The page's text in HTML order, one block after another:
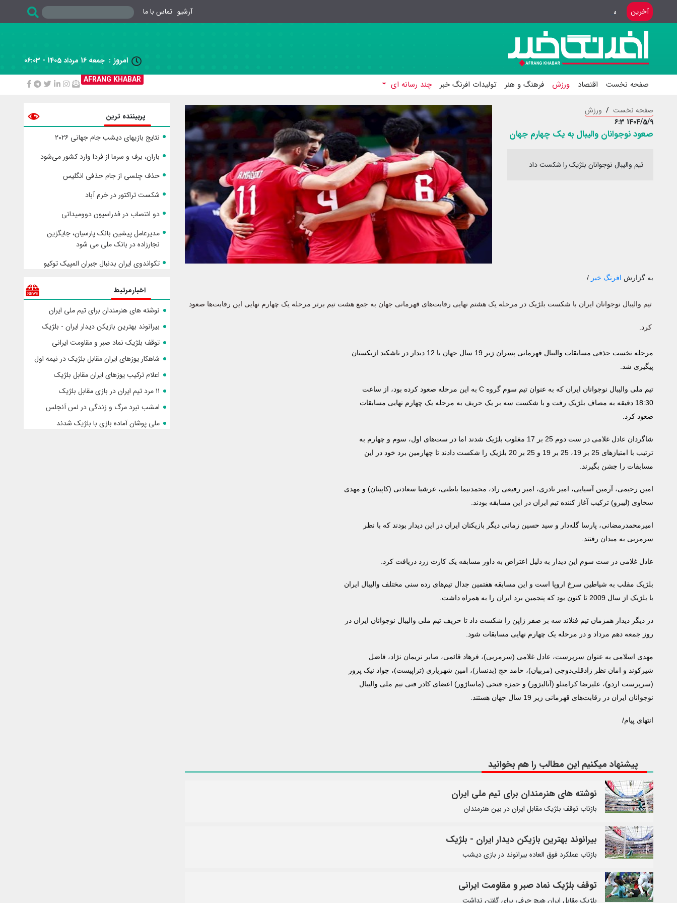
آخرین سفر وزیر ورزش به باکوی آذربایجان آرشیو تماس با ما
 امروز : جمعه 16 مرداد 1405 - 06:03
AFRANG KHABAR
صفحه نخست اقتصاد ورزش فرهنگ و هنر تولیدات افرنگ خبر چند رسانه ای
صفحه نخست
ورزش
1404/5/9 6:3
صعود نوجوانان والیبال به یک چهارم جهان
تیم والیبال نوجوانان بلژیک را شکست داد
به گزارش افرنگ خبر /
تیم والیبال نوجوانان ایران با شکست بلژیک در مرحله یک هشتم نهایی رقابت‌های قهرمانی جهان به جمع هشت تیم برتر مرحله یک چهارم نهایی این رقابت‌ها صعود
کرد.
مرحله نخست حذفی مسابقات والیبال قهرمانی پسران زیر 19 سال جهان با 12 دیدار در تاشکند ازبکستان
پیگیری ‌شد.
تیم ملی والیبال نوجوانان ایران که به عنوان تیم سوم گروه C به این مرحله صعود کرده بود، از ساعت
18:30 دقیقه به مصاف بلژیک رفت و با شکست سه بر یک حریف به مرحله یک چهارم نهایی مسابقات
صعود کرد.
شاگردان عادل غلامی در ست دوم 25 بر 17 مغلوب بلژیک شدند اما در ست‌های اول، سوم و چهارم به
ترتیب با امتیازهای 25 بر 19، 25 بر 19 و 25 بر 20 بلژیک را شکست دادند تا چهارمین برد خود در این
مسابقات را جشن بگیرند.
امین رحیمی، آرمین آسیایی، امیر نادری، امیر رفیعی راد، محمدنیما باطنی، عرشیا سعادتی (کاپیتان) و مهدی
سخاوی (لیبرو) ترکیب آغاز کننده تیم ایران در این مسابقه بودند.
امیرمحمدرمضانی، پارسا گله‌دار و سید حسین زمانی دیگر بازیکنان ایران در این دیدار بودند که با نظر
سرمربی به میدان رفتند.
عادل غلامی در ست سوم این دیدار به دلیل اعتراض به داور مسابقه یک کارت زرد دریافت کرد.
بلژیک مقلب به شیاطین سرخ اروپا است و این مسابقه هفتمین جدال تیم‌های رده سنی مختلف والیبال ایران
با بلژیک از سال 2009 تا کنون بود که پنجمین برد ایران را به همراه داشت.
در دیگر دیدار همزمان تیم فنلاند سه بر صفر ژاپن را شکست داد تا حریف تیم ملی والیبال نوجوانان ایران در
روز جمعه دهم مرداد و در مرحله یک چهارم نهایی مسابقات شود.
مهدی اسلامی به عنوان سرپرست، عادل غلامی (سرمربی)، فرهاد قائمی، صابر نریمان نژاد، فاضل
شیرکوند و امان نظر زادقلی‌دوجی (مربیان)، حامد حج (بدنساز)، امین شهریاری (تراپیست)، جواد نیک پرور
(سرپرست اردو)، علیرضا کرامتلو (آنالیزور) و حمزه فتحی (ماساژور) اعضای کادر فنی تیم ملی والیبال
نوجوانان ایران در رقابت‌های قهرمانی زیر 19 سال جهان هستند.
انتهای پیام/
پیشنهاد میکنیم این مطالب را هم بخوانید
نوشته های هنرمندان برای تیم ملی ایران
بازتاب توقف بلژیک مقابل ایران در بین هنرمندان
بیرانوند بهترین بازیکن دیدار ایران - بلژیک
بازتاب عملکرد فوق العاده بیرانوند در بازی دیشب
توقف بلژیک نماد صبر و مقاومت ایرانی
بلژیک مقابل ایران هیچ حرفی برای گفتن نداشت
پربیننده ترین
نتایج بازیهای دیشب جام جهانی ۲۰۲۶
باران، برف و سرما از فردا وارد کشور می‌شود
حذف چلسی از جام حذفی انگلیس
شکست تراکتور در خرم آباد
دو انتصاب در فدراسیون دوومیدانی
مدیرعامل پیشین بانک پارسیان، جایگزین
نجارزاده در بانک ملی می شود
تکواندوی ایران بدنبال جبران المپیک توکیو
اخبارمرتبط
نوشته های هنرمندان برای تیم ملی ایران
بیرانوند بهترین بازیکن دیدار ایران - بلژیک
توقف بلژیک نماد صبر و مقاومت ایرانی
شاهکار یوزهای ایران مقابل بلژیک در نیمه اول
اعلام ترکیب یوزهای ایران مقابل بلژیک
۱۱ مرد تیم ایران در بازی مقابل بلژیک
امشب نبرد مرگ و زندگی در لس آنجلس
ملی پوشان آماده بازی با بلژیک شدند